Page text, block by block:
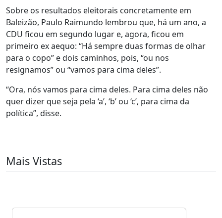
Sobre os resultados eleitorais concretamente em
Baleizão, Paulo Raimundo lembrou que, há um ano, a
CDU ficou em segundo lugar e, agora, ficou em
primeiro ex aequo: “Há sempre duas formas de olhar
para o copo” e dois caminhos, pois, “ou nos
resignamos” ou “vamos para cima deles”.
“Ora, nós vamos para cima deles. Para cima deles não
quer dizer que seja pela ‘a’, ‘b’ ou ‘c’, para cima da
política”, disse.
Mais Vistas